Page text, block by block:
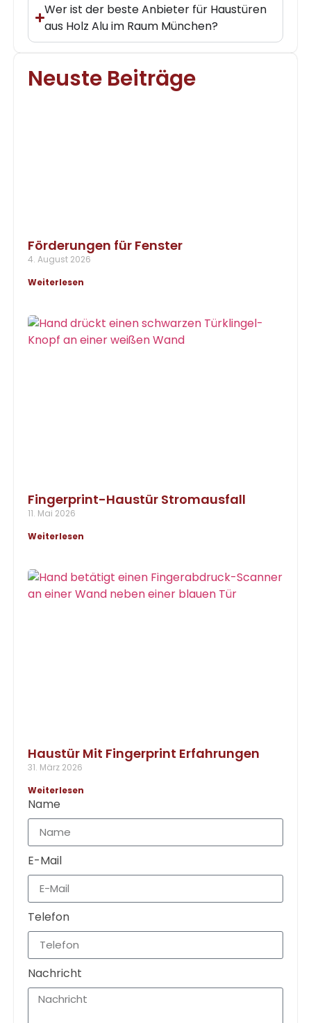
Wer ist der beste Anbieter für Haustüren
aus Holz Alu im Raum München?
Neuste Beiträge
Förderungen für Fenster
4. August 2026
Weiterlesen
Fingerprint-Haustür Stromausfall
11. Mai 2026
Weiterlesen
Haustür Mit Fingerprint Erfahrungen
31. März 2026
Weiterlesen
Name
E-Mail
Telefon
Nachricht